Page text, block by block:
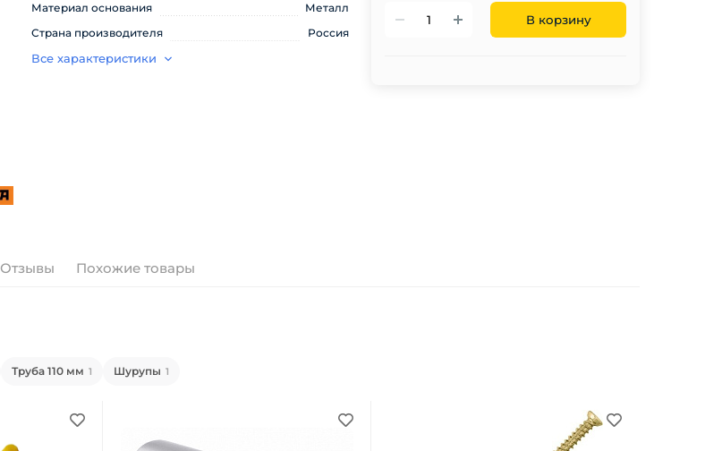
Материал основания
Металл
Страна производителя
Россия
Все характеристики
В корзину
Отзывы Похожие товары
Труба 110 мм 1 Шурупы 1